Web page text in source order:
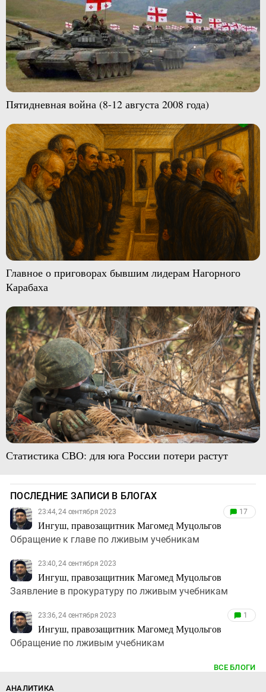
Пятидневная война (8-12 августа 2008 года)
Главное о приговорах бывшим лидерам Нагорного
Карабаха
Статистика СВО: для юга России потери растут
ПОСЛЕДНИЕ ЗАПИСИ В БЛОГАХ
23:44, 24 сентября 2023
Ингуш, правозащитник Магомед Муцольгов
17
Обращение к главе по лживым учебникам
23:40, 24 сентября 2023
Ингуш, правозащитник Магомед Муцольгов
Заявление в прокуратуру по лживым учебникам
23:36, 24 сентября 2023
Ингуш, правозащитник Магомед Муцольгов
1
Обращение по лживым учебникам
ВСЕ БЛОГИ
АНАЛИТИКА